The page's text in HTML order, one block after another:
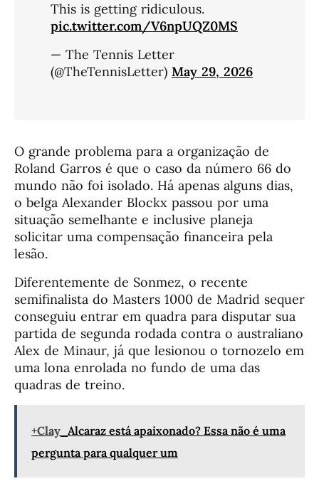
This is getting ridiculous.
pic.twitter.com/V6npUQZ0MS
— The Tennis Letter
(@TheTennisLetter) May 29, 2026
O grande problema para a organização de
Roland Garros é que o caso da número 66 do
mundo não foi isolado. Há apenas alguns dias,
o belga Alexander Blockx passou por uma
situação semelhante e inclusive planeja
solicitar uma compensação financeira pela
lesão.
Diferentemente de Sonmez, o recente
semifinalista do Masters 1000 de Madrid sequer
conseguiu entrar em quadra para disputar sua
partida de segunda rodada contra o australiano
Alex de Minaur, já que lesionou o tornozelo em
uma lona enrolada no fundo de uma das
quadras de treino.
+Clay Alcaraz está apaixonado? Essa não é uma
pergunta para qualquer um